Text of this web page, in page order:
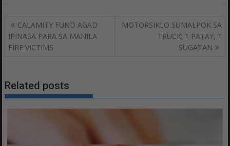
Post
navigation
CALAMITY FUND AGAD
IPINASA PARA SA MANILA
FIRE VICTIMS
MOTORSIKLO SUMALPOK SA
TRUCK; 1 PATAY, 1
SUGATAN
Related posts